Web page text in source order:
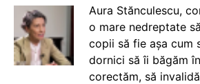
Aura Stănculescu,
o mare nedreptate
copii să fie așa cum
dornici să îi băgăm
corectăm, să